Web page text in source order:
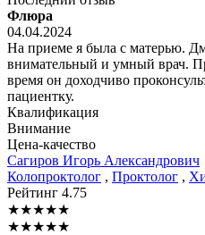
Флюра
04.04.2024
На приеме я была с матерью.
внимательный и умный врач.
время он доходчиво
пациентку.
Квалификация
Внимание
Цена-качество
Сагиров Игорь Александрович
Колопроктолог , Проктолог ,
Рейтинг 4.75
★★★★★
★★★★★